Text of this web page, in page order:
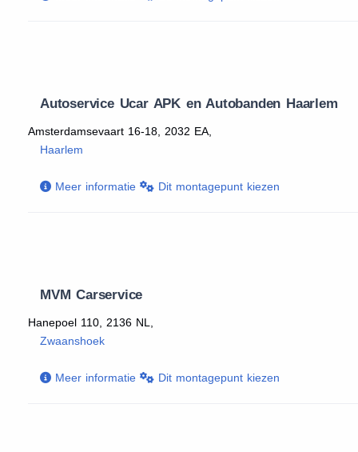
Autoservice Ucar APK en Autobanden Haarlem
Amsterdamsevaart 16-18, 2032 EA,
Haarlem
Meer informatie Dit montagepunt kiezen
MVM Carservice
Hanepoel 110, 2136 NL,
Zwaanshoek
Meer informatie Dit montagepunt kiezen